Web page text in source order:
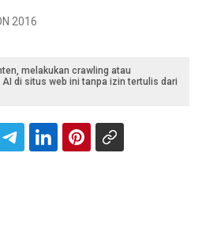
2016
melakukan crawling atau
di situs web ini tanpa izin tertulis dari